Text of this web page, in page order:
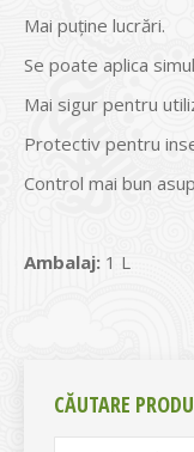
Mai puţine lucrări.
Se poate aplica
Mai sigur pentru
Protectiv pentru
Control mai bun
Ambalaj: 1 L
CĂUTARE